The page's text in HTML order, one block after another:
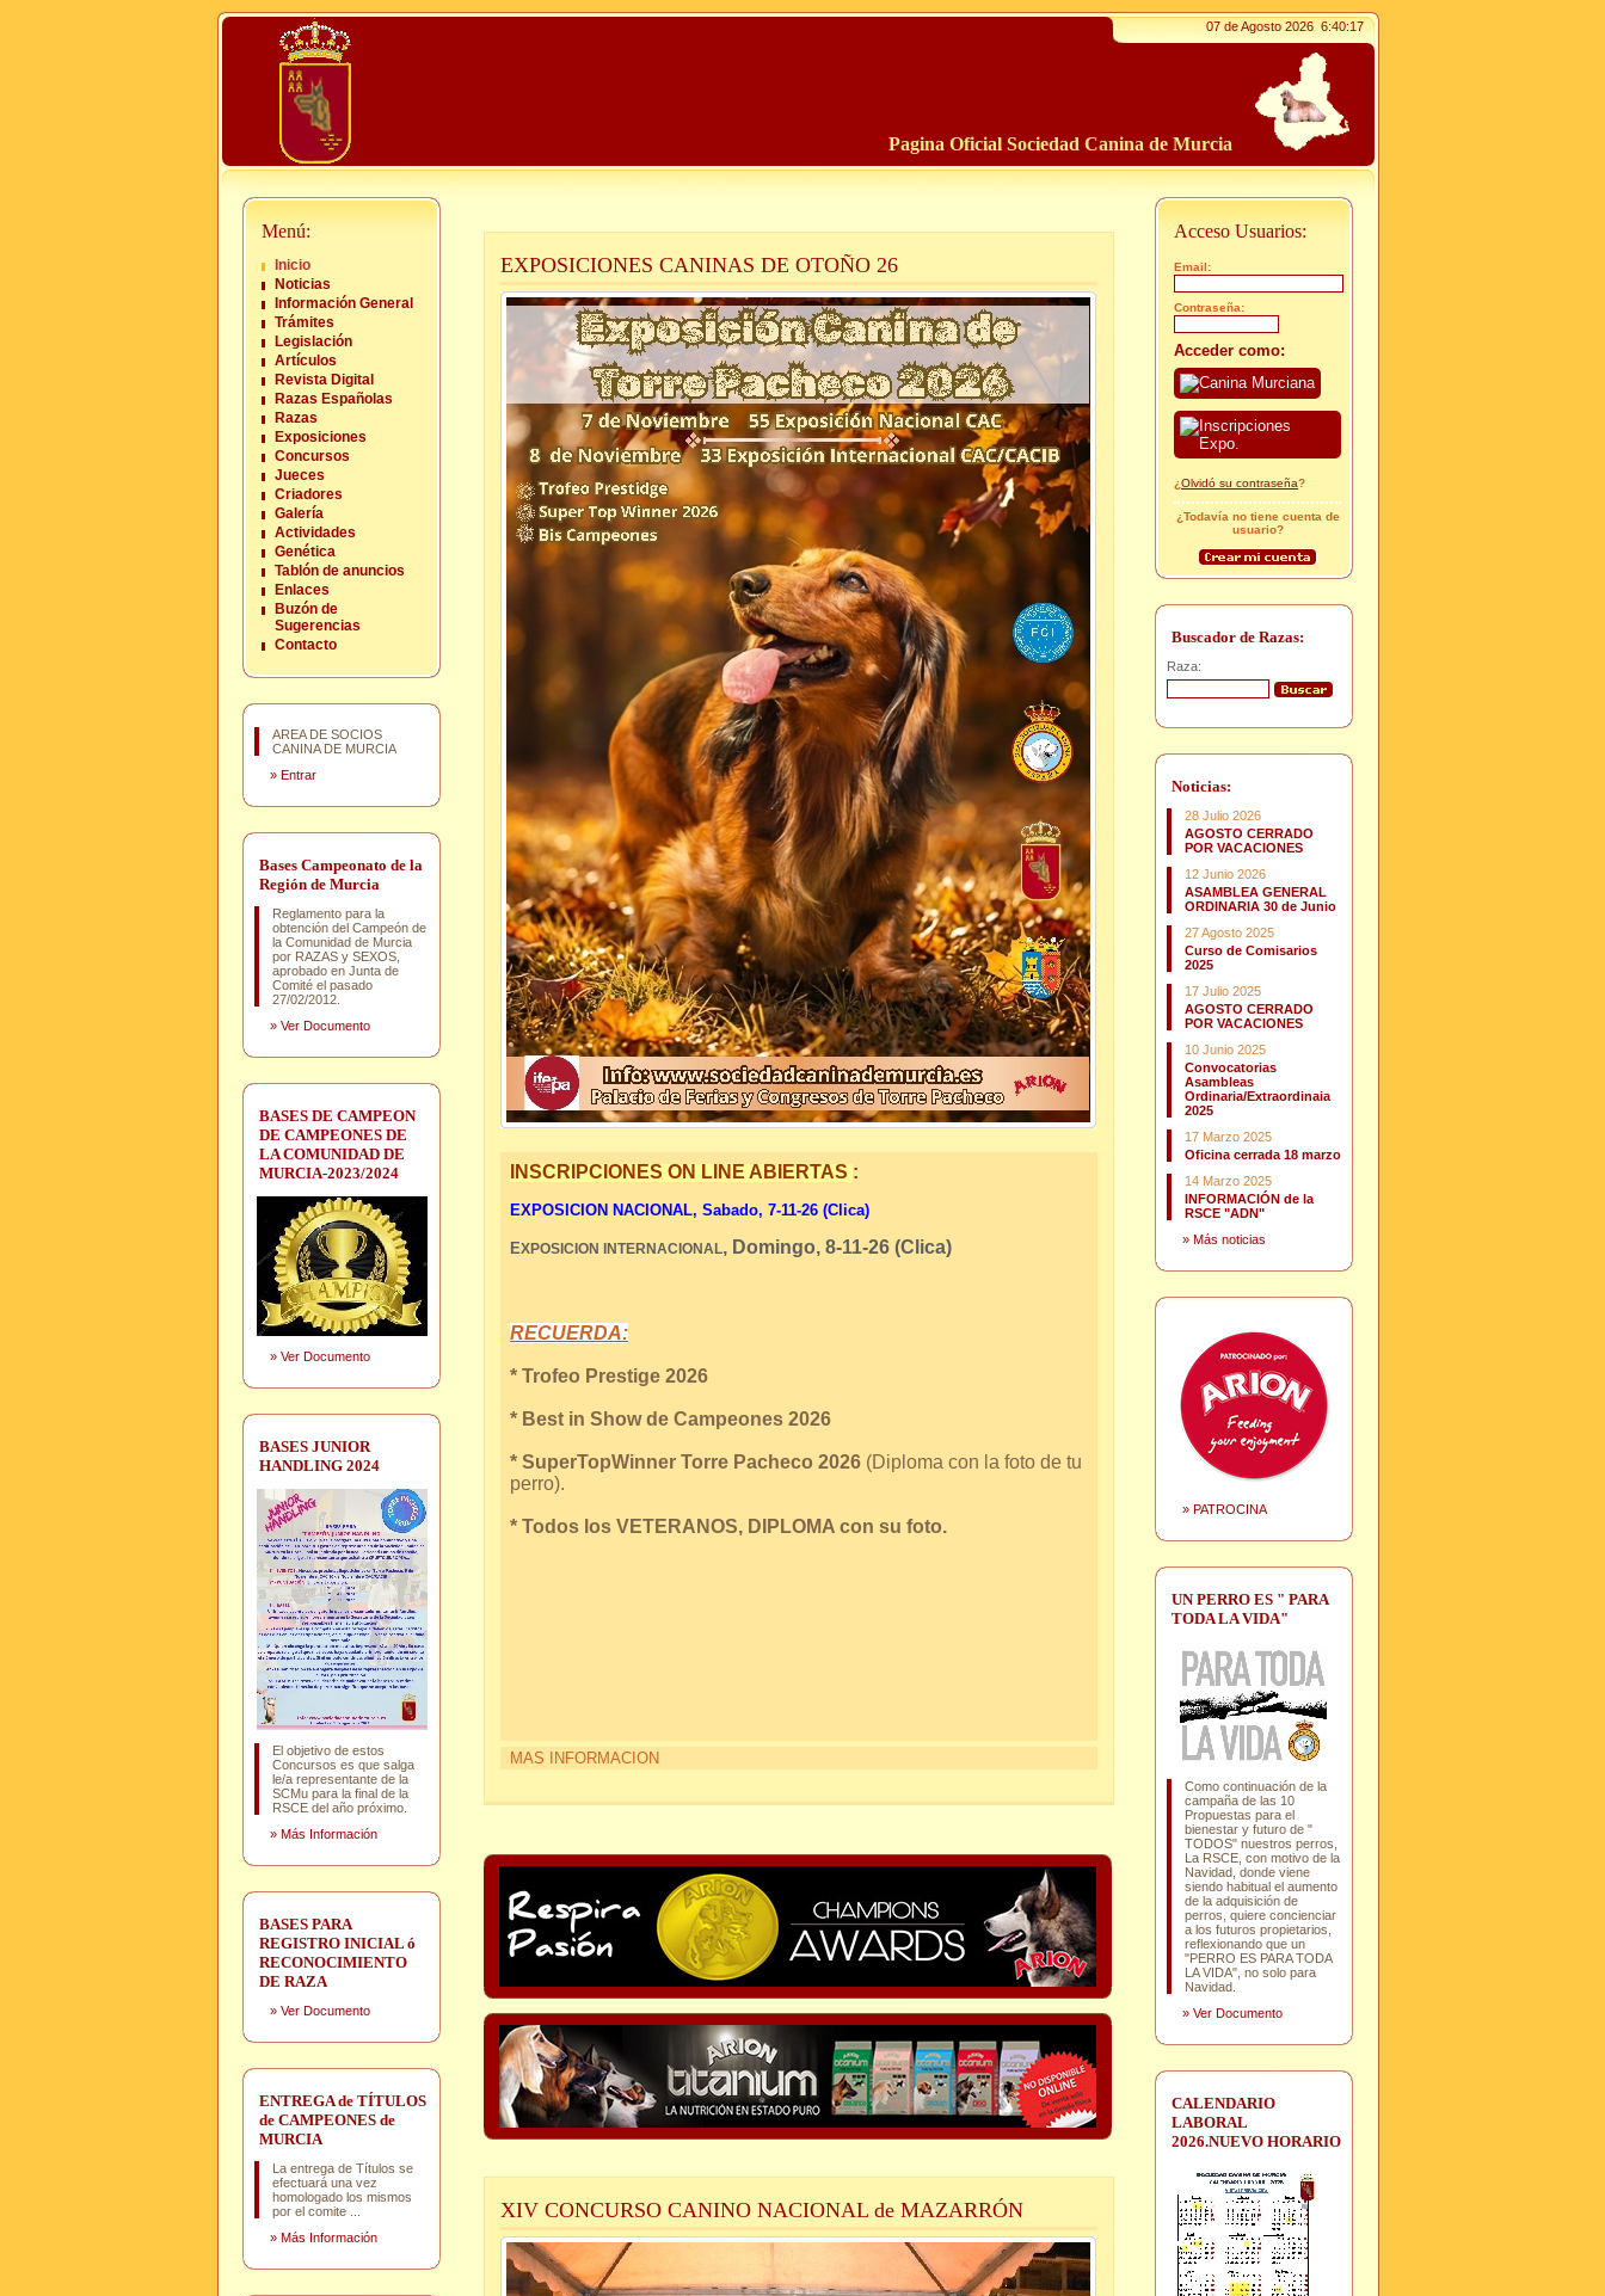
07 de Agosto 2026 6:40:18
Pagina Oficial Sociedad Canina de Murcia
Menú:
Inicio
Noticias
Información General
Trámites
Legislación
Artículos
Revista Digital
Razas Españolas
Razas
Exposiciones
Concursos
Jueces
Criadores
Galería
Actividades
Genética
Tablón de anuncios
Enlaces
Buzón de
Sugerencias
Contacto
AREA DE SOCIOS
CANINA DE MURCIA
» Entrar
Bases Campeonato de la
Región de Murcia
Reglamento para la
obtención del Campeón de
la Comunidad de Murcia
por RAZAS y SEXOS,
aprobado en Junta de
Comité el pasado
27/02/2012.
» Ver Documento
BASES DE CAMPEON
DE CAMPEONES DE
LA COMUNIDAD DE
MURCIA-2023/2024
» Ver Documento
BASES JUNIOR
HANDLING 2024
El objetivo de estos
Concursos es que salga
le/a representante de la
SCMu para la final de la
RSCE del año próximo.
» Más Información
BASES PARA
REGISTRO INICIAL ó
RECONOCIMIENTO
DE RAZA
» Ver Documento
ENTREGA de TÍTULOS
de CAMPEONES de
MURCIA
La entrega de Títulos se
efectuará una vez
homologado los mismos
por el comite ...
» Más Información
EXPOSICIONES CANINAS DE OTOÑO 26
INSCRIPCIONES ON LINE ABIERTAS :
EXPOSICION NACIONAL, Sabado, 7-11-26 (Clica)
EXPOSICION INTERNACIONAL, Domingo, 8-11-26 (Clica)
RECUERDA:
* Trofeo Prestige 2026
* Best in Show de Campeones 2026
* SuperTopWinner Torre Pacheco 2026 (Diploma con la foto de tu
perro).
* Todos los VETERANOS, DIPLOMA con su foto.
MAS INFORMACION
XIV CONCURSO CANINO NACIONAL de MAZARRÓN
Acceso Usuarios:
Email:
Contraseña:
Acceder como:
¿Olvidó su contraseña?
¿Todavía no tiene cuenta de
usuario?
Buscador de Razas:
Raza:
Noticias:
28 Julio 2026
AGOSTO CERRADO
POR VACACIONES
12 Junio 2026
ASAMBLEA GENERAL
ORDINARIA 30 de Junio
27 Agosto 2025
Curso de Comisarios
2025
17 Julio 2025
AGOSTO CERRADO
POR VACACIONES
10 Junio 2025
Convocatorias
Asambleas
Ordinaria/Extraordinaia
2025
17 Marzo 2025
Oficina cerrada 18 marzo
14 Marzo 2025
INFORMACIÓN de la
RSCE "ADN"
» Más noticias
» PATROCINA
UN PERRO ES " PARA
TODA LA VIDA"
Como continuación de la
campaña de las 10
Propuestas para el
bienestar y futuro de "
TODOS" nuestros perros,
La RSCE, con motivo de la
Navidad, donde viene
siendo habitual el aumento
de la adquisición de
perros, quiere concienciar
a los futuros propietarios,
reflexionando que un
"PERRO ES PARA TODA
LA VIDA", no solo para
Navidad.
» Ver Documento
CALENDARIO
LABORAL
2026.NUEVO HORARIO